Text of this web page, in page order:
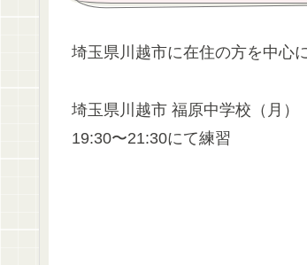
埼玉県川越市に在住の方を中心
埼玉県川越市 福原中学校（月）
19:30〜21:30にて練習